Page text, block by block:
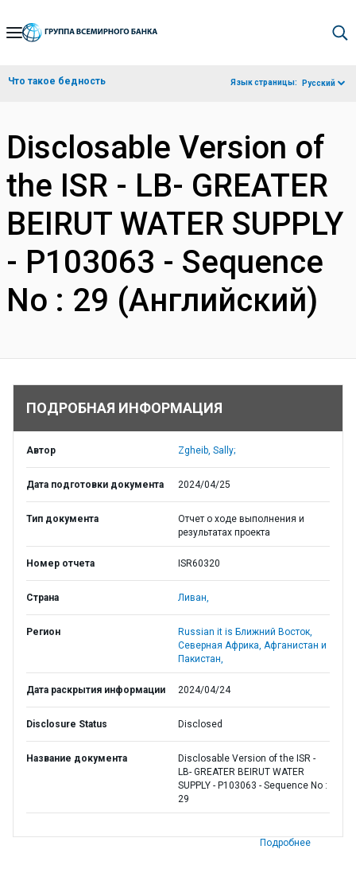
Skip
Navigation
Что такое бедность Язык страницы: Русский
Disclosable Version of
the ISR - LB- GREATER
BEIRUT WATER SUPPLY
- P103063 - Sequence
No : 29 (Английский)
ПОДРОБНАЯ ИНФОРМАЦИЯ
Автор Zgheib, Sally;
Дата подготовки документа 2024/04/25
Тип документа
Отчет о ходе выполнения и
результатах проекта
Номер отчета ISR60320
Страна Ливан,
Регион
Russian it is Ближний Восток,
Северная Африка, Афганистан и
Пакистан,
Дата раскрытия информации 2024/04/24
Disclosure Status Disclosed
Название документа
Disclosable Version of the ISR -
LB- GREATER BEIRUT WATER
SUPPLY - P103063 - Sequence No :
29
Подробнее